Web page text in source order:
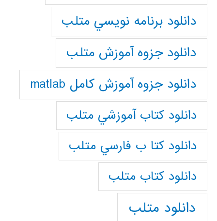
دانلود برنامه نويسي متلب
دانلود جزوه آموزش متلب
دانلود جزوه آموزش کامل matlab
دانلود كتاب آموزشي متلب
دانلود كتا ب فارسي متلب
دانلود كتاب متلب
دانلود متلب